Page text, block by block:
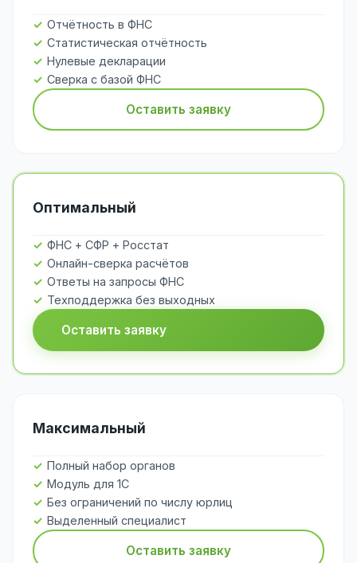
Отчётность в ФНС
Статистическая отчётность
Нулевые декларации
Сверка с базой ФНС
Оставить заявку
Оптимальный
ФНС + СФР + Росстат
Онлайн-сверка расчётов
Ответы на запросы ФНС
Техподдержка без выходных
Оставить заявку
Максимальный
Полный набор органов
Модуль для 1С
Без ограничений по числу юрлиц
Выделенный специалист
Оставить заявку